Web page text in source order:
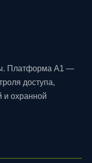
Платформа A1 —
доступа,
и охранной